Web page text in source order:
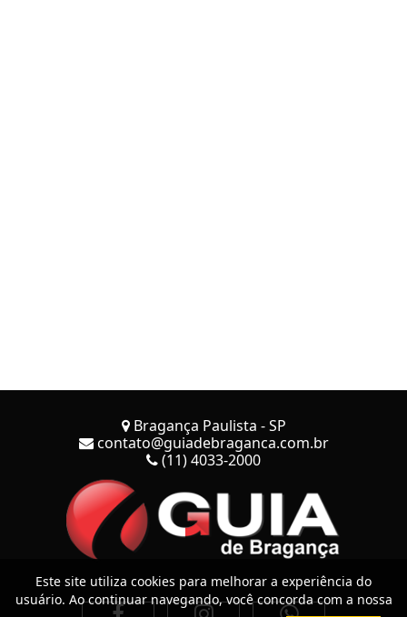
Bragança Paulista - SP
contato@guiadebraganca.com.br
(11) 4033-2000
Este site utiliza cookies para melhorar a experiência do
usuário. Ao continuar navegando, você concorda com a nossa